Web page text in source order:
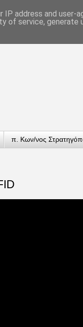
π. Κων/νος
IP address and user-
of service, generate